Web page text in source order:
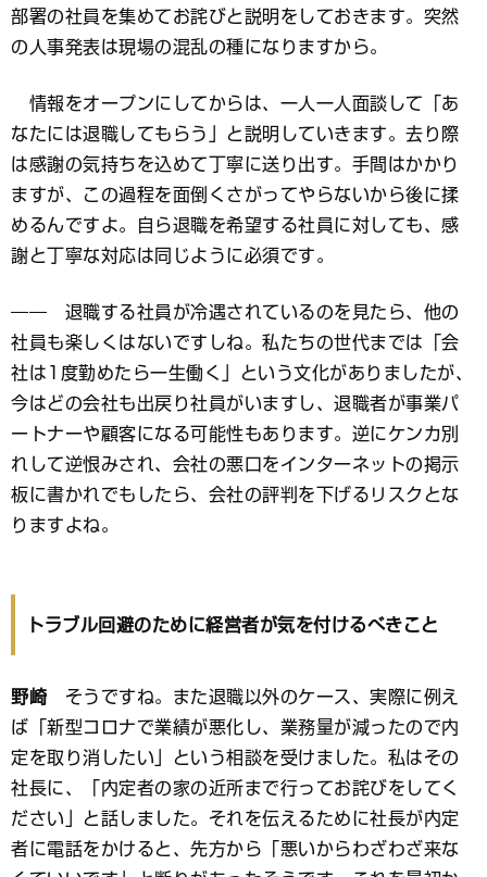
部署の社員を集めてお詫びと説明をしておきます。突然
の人事発表は現場の混乱の種になりますから。
情報をオープンにしてからは、一人一人面談して「あ
なたには退職してもらう」と説明していきます。去り際
は感謝の気持ちを込めて丁寧に送り出す。手間はかかり
ますが、この過程を面倒くさがってやらないから後に揉
めるんですよ。自ら退職を希望する社員に対しても、感
謝と丁寧な対応は同じように必須です。
―― 退職する社員が冷遇されているのを見たら、他の
社員も楽しくはないですしね。私たちの世代までは「会
社は1度勤めたら一生働く」という文化がありましたが、
今はどの会社も出戻り社員がいますし、退職者が事業パ
ートナーや顧客になる可能性もあります。逆にケンカ別
れして逆恨みされ、会社の悪口をインターネットの掲示
板に書かれでもしたら、会社の評判を下げるリスクとな
りますよね。
トラブル回避のために経営者が気を付けるべきこと
野崎 そうですね。また退職以外のケース、実際に例え
ば「新型コロナで業績が悪化し、業務量が減ったので内
定を取り消したい」という相談を受けました。私はその
社長に、「内定者の家の近所まで行ってお詫びをしてく
ださい」と話しました。それを伝えるために社長が内定
者に電話をかけると、先方から「悪いからわざわざ来な